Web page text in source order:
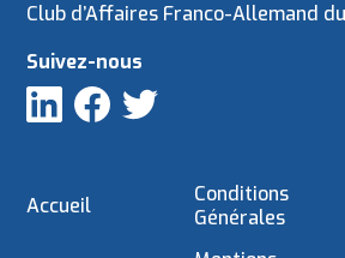
Accueil
Conditions
Générales
Club d’Affaires Franco-Allemand
Suivez-nous